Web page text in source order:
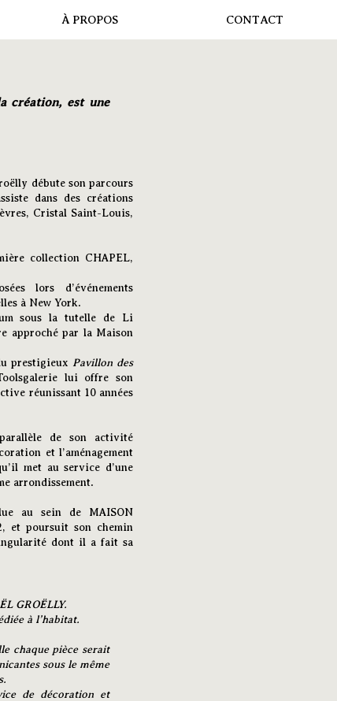
À PROPOS CONTACT
création, est une
débute son parcours
dans des créations
Cristal Saint-Louis,
collection CHAPEL,
lors d’événements
à New York.
sous la tutelle de Li
approché par la Maison
prestigieux Pavillon des
lui offre son
réunissant 10 années
de son activité
et l’aménagement
met au service d’une
arrondissement.
au sein de MAISON
et poursuit son chemin
dont il a fait sa
GROËLLY.
à l’habitat.
chaque pièce serait
sous le même
de décoration et